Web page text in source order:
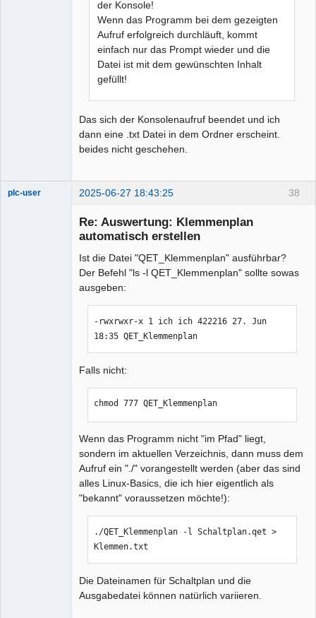
der Konsole!
Wenn das Programm bei dem gezeigten
Aufruf erfolgreich durchläuft, kommt
einfach nur das Prompt wieder und die
Datei ist mit dem gewünschten Inhalt
gefüllt!
Das sich der Konsolenaufruf beendet und ich
dann eine .txt Datei in dem Ordner erscheint.
beides nicht geschehen.
38
plc-user 2025-06-27 18:43:25
Re: Auswertung: Klemmenplan
automatisch erstellen
Ist die Datei "QET_Klemmenplan" ausführbar?
Der Befehl "ls -l QET_Klemmenplan" sollte sowas
ausgeben:
-rwxrwxr-x 1 ich ich 422216 27. Jun
18:35 QET_Klemmenplan
Falls nicht:
chmod 777 QET_Klemmenplan
Wenn das Programm nicht "im Pfad" liegt,
sondern im aktuellen Verzeichnis, dann muss dem
Aufruf ein "./" vorangestellt werden (aber das sind
alles Linux-Basics, die ich hier eigentlich als
"bekannt" voraussetzen möchte!):
./QET_Klemmenplan -l Schaltplan.qet >
Klemmen.txt
Die Dateinamen für Schaltplan und die
Ausgabedatei können natürlich variieren.